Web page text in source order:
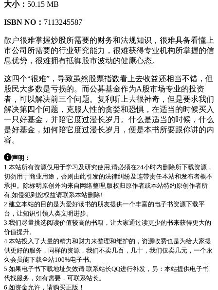
大小： 50.15 MB
ISBN NO： 7113245587
散户很难掌握炒股所需要的财务和法规知识，很难具备看懂上
市公司所需要的行业研究能力，很难获得专业机构所掌握的信
息优势，很难拥有抵御股市波动的健康心态。
这四个“很难”，导致虽然股票指数看上去收益还相当不错，但
股民大多数是亏损的。而公募基金作为A股市场专业的投资
者，可以解决前三个问题。复利听上去很神奇，但是要求我们
解决第四个问题，克服人性的贪婪和恐惧，在适当的时候买入
一只好基金，并陪它度过漫长岁月。什么是适当的时候，什么
是好基金，如何陪它度过漫长岁月，便是本书所要跟你讲的内
容。
声明：
1.本站所有资源仅用于学习及研究使用,请必须在24小时内删除所下载资源，
切勿用于商业用途，否则由此引发的法律纠纷及连带责任本站和发布者概不
承担。除标明原创外均来自网络整理,版权归原作者或本站特约原创作者所
有,如侵犯到您权益请联系本站删除!
2.建立本站的目的是为爱好读书的朋友提供一个丰富的电子书资源下载平
台，让知识引领人类文明进步。
3.我们尽量挑选阅读价值较高的书籍，让大家通过读更少的书来获得更大的
价值提升。
4.本站投入了大量的精力和财力来整理和维护的，资源收费也是为给大家提
供更好的服务，同样的资源，我们不卖几百，几十，我们仅卖几元，一个永
久会员能下载全站100%电子书。
5.如果电子书下载地址失效请 联系站长QQ进行补发，另：本站提供电子书
代找服务，如有需要，可联系站长。
6.如资金允许，请购买正版！